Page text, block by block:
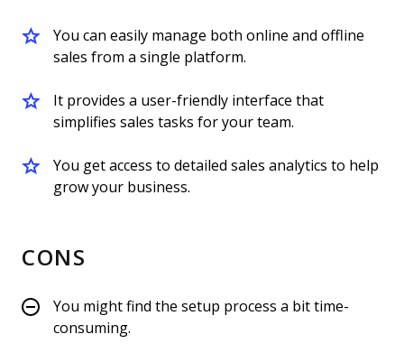
You can easily manage both online and offline
sales from a single platform.
It provides a user-friendly interface that
simplifies sales tasks for your team.
You get access to detailed sales analytics to help
grow your business.
CONS
You might find the setup process a bit time-
consuming.